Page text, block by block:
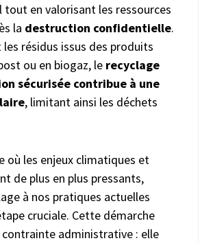
tout en valorisant les ressources
la destruction confidentielle.
résidus issus des produits
ou en biogaz, le recyclage
sécurisée contribue à une
, limitant ainsi les déchets
où les enjeux climatiques et
de plus en plus pressants,
à nos pratiques actuelles
cruciale. Cette démarche
contrainte administrative : elle